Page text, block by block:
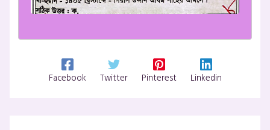
Facebook Twitter Pinterest Linkedin